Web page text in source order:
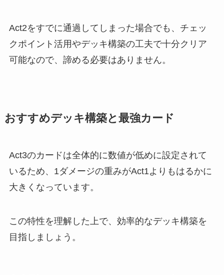
Act2をすでに通過してしまった場合でも、チェッ
クポイント活用やデッキ構築の工夫で十分クリア
可能なので、諦める必要はありません。
おすすめデッキ構築と最強カード
Act3のカードは全体的に数値が低めに設定されて
いるため、1ダメージの重みがAct1よりもはるかに
大きくなっています。
この特性を理解した上で、効率的なデッキ構築を
目指しましょう。